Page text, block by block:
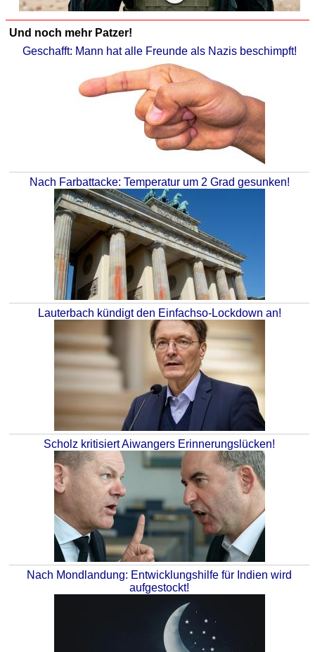
Und noch mehr Patzer!
Geschafft: Mann hat alle Freunde als Nazis beschimpft!
Nach Farbattacke: Temperatur um 2 Grad gesunken!
Lauterbach kündigt den Einfachso-Lockdown an!
Scholz kritisiert Aiwangers Erinnerungslücken!
Nach Mondlandung: Entwicklungshilfe für Indien wird
aufgestockt!